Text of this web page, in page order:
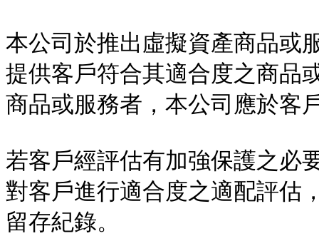
本公司於推出虛擬資產商品或
提供客戶符合其適合度之商品
商品或服務者，本公司應於客
若客戶經評估有加強保護之必
對客戶進行適合度之適配評估
留存紀錄。